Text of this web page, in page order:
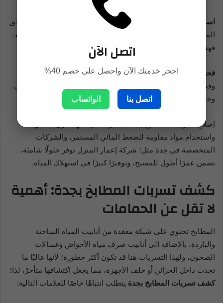
استخدام الصبغات الملونة:
حيث يتم وضع صبغة ملونة قرب المناطق
المشكوك بها ومراقبة حركتها، فإذا انجذبت الصبغة نحو نقطة معينة،
فهذا يشير إلى وجود تسرب.
فحص نظام الأنابيب بالضغط:يتم عزل كل خط من خطوط الأنابيب
وفحصه بالهواء المضغوط؛ لتحديد أي انخفاض في الضغط يدل على
وجود تسرب.
إصلاح تسربات المسابح يتطلب خبرة عالية في العزل المائي،
واستخدام مواد مقاومة للضغط المائي المستمر، والشركات
المتخصصة في جدة مثل؛ شركة إعمار المنزل توفر حلولًا شاملة،
تضمن عمرًا أطول للمسبح، وتوفيرًا كبيرًا في استهلاك المياه.
كشف تسربات المطابخ بجدة: أهمية
لا تقل عن الحمامات
المطابخ تحتوي على شبكة معقدة من أنابيب المياه الساخنة
والباردة، بالإضافة إلى أنابيب صرف مياه الأحواض وغسالات
الصحون، ولهذا التسربات هنا قد تكون أكثر خطورة؛ لأنها غالبًا ما
تحدث داخل الخزائن أو خلف الأجهزة، مما يجعل اكتشافها متأخرً، لذا؛
كشف تسربات المطابخ بجدة يتطلب انتباهًا خاصًا للعلامات التالية:
اتصل الآن
احجز خدمتك الآن واحصل على خصم 40%
اتصل بنا الواتساب